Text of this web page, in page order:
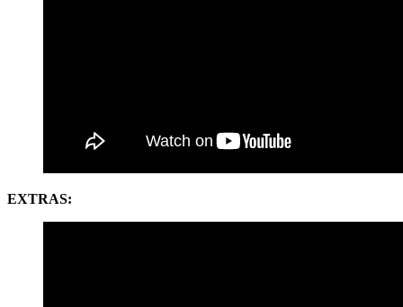
EXTRAS: